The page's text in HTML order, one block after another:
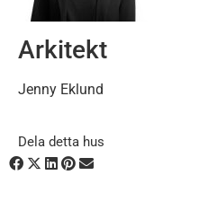
Arkitekt
Jenny Eklund
Dela detta hus